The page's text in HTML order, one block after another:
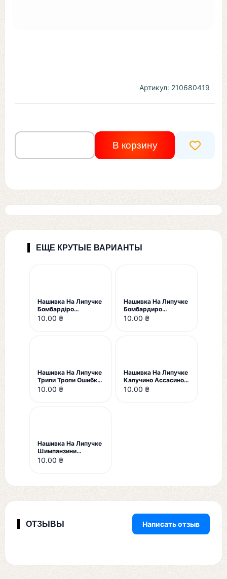
Артикул: 210680419
В корзину
ЕЩЕ КРУТЫЕ ВАРИАНТЫ
Нашивка На Липучке
Бомбардіро
Крокоділо Ошибка
10.00 ₴
Нашивка На Липучке
Бомбардиро
Крокодило Ошибка
10.00 ₴
Нашивка На Липучке
Трипи Тропи Ошибка
При Лазерном
10.00 ₴
Нашивка На Липучке
Капучино Ассасино
Ошибка Во Время
10.00 ₴
Нашивка На Липучке
Шимпанзини
Бананини Ошибка
10.00 ₴
ОТЗЫВЫ Написать отзыв